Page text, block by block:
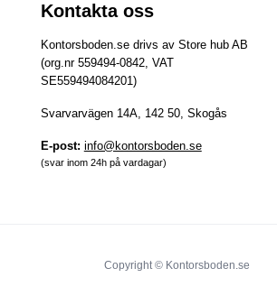
Kontakta oss
Kontorsboden.se drivs av Store hub AB
(org.nr 559494-0842, VAT
SE559494084201)
Svarvarvägen 14A, 142 50, Skogås
E-post: info@kontorsboden.se
(svar inom 24h på vardagar)
Copyright © Kontorsboden.se